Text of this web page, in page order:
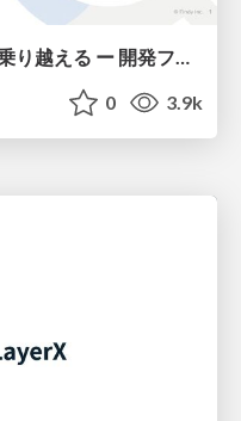
生成AI導入の「期待外れ」を乗り越える ー 開発フロー改革が目指す、真の組織変革
0 3.9k